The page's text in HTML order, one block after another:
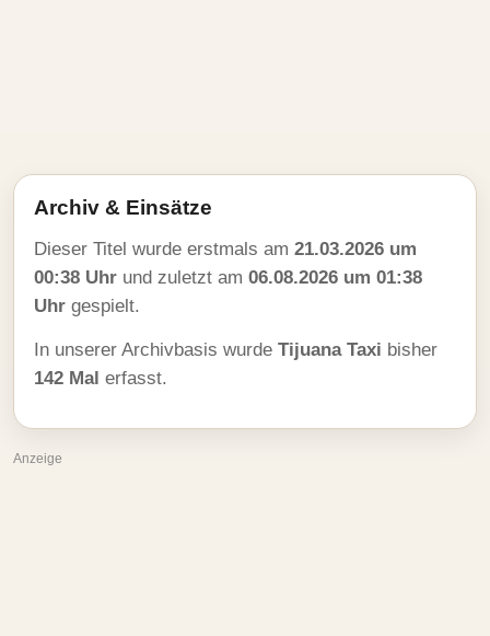
Archiv & Einsätze
Dieser Titel wurde erstmals am 21.03.2026 um
00:38 Uhr und zuletzt am 06.08.2026 um 01:38
Uhr gespielt.
In unserer Archivbasis wurde Tijuana Taxi bisher
142 Mal erfasst.
Anzeige